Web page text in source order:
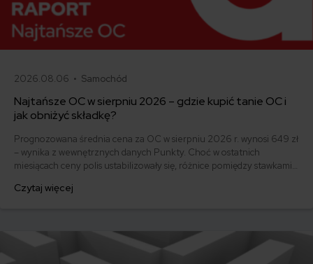
2026.08.06 • Samochód
Najtańsze OC w sierpniu 2026 – gdzie kupić tanie OC i
jak obniżyć składkę?
Prognozowana średnia cena za OC w sierpniu 2026 r. wynosi 649 zł
– wynika z wewnętrznych danych Punkty. Choć w ostatnich
miesiącach ceny polis ustabilizowały się, różnice pomiędzy stawkami
500 zł, inni – powyżej 1500 zł. Gdzie znaleźć najtańsze OC w Polsce
Czytaj więcej